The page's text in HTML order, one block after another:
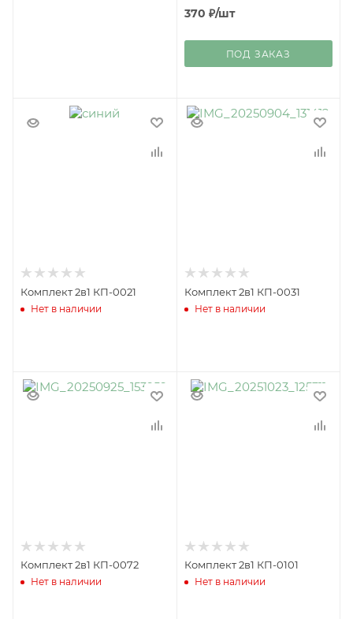
370 ₽/шт
ПОД ЗАКАЗ
Комплект 2в1 КП-0021
Нет в наличии
Комплект 2в1 КП-0031
Нет в наличии
Комплект 2в1 КП-0072
Нет в наличии
Комплект 2в1 КП-0101
Нет в наличии